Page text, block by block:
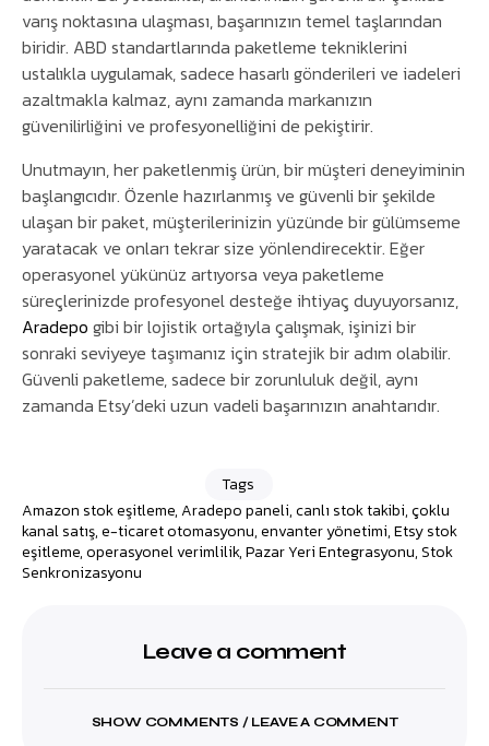
varış noktasına ulaşması, başarınızın temel taşlarından
biridir. ABD standartlarında paketleme tekniklerini
ustalıkla uygulamak, sadece hasarlı gönderileri ve iadeleri
azaltmakla kalmaz, aynı zamanda markanızın
güvenilirliğini ve profesyonelliğini de pekiştirir.
Unutmayın, her paketlenmiş ürün, bir müşteri deneyiminin
başlangıcıdır. Özenle hazırlanmış ve güvenli bir şekilde
ulaşan bir paket, müşterilerinizin yüzünde bir gülümseme
yaratacak ve onları tekrar size yönlendirecektir. Eğer
operasyonel yükünüz artıyorsa veya paketleme
süreçlerinizde profesyonel desteğe ihtiyaç duyuyorsanız,
Aradepo gibi bir lojistik ortağıyla çalışmak, işinizi bir
sonraki seviyeye taşımanız için stratejik bir adım olabilir.
Güvenli paketleme, sadece bir zorunluluk değil, aynı
zamanda Etsy’deki uzun vadeli başarınızın anahtarıdır.
Tags
Amazon stok eşitleme,Aradepo paneli,canlı stok takibi,çoklu
kanal satış,e-ticaret otomasyonu,envanter yönetimi,Etsy stok
eşitleme,operasyonel verimlilik,Pazar Yeri Entegrasyonu,Stok
Senkronizasyonu
Leave a comment
SHOW COMMENTS / LEAVE A COMMENT